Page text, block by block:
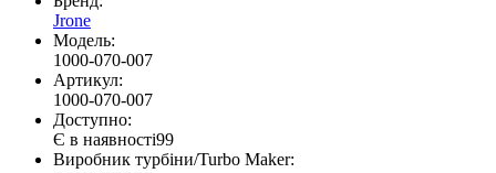
Jrone
Модель:
1000-070-007
Артикул:
1000-070-007
Доступно:
Є в наявності99
Виробник турбіни/Turbo Maker: